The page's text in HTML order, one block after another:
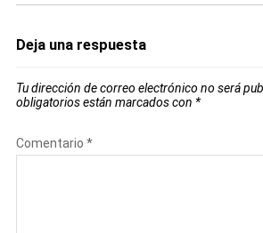
Deja una respuesta
Tu dirección de correo electrónico no será
obligatorios están marcados con *
Comentario *